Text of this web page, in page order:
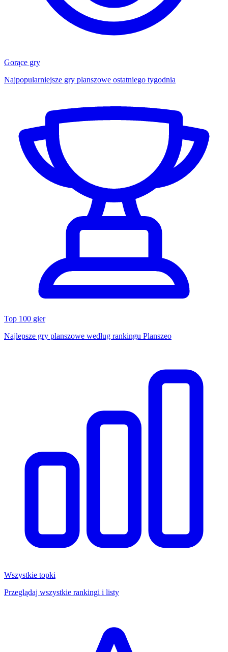
Gorące gry
Najpopularniejsze gry planszowe ostatniego tygodnia
Top 100 gier
Najlepsze gry planszowe według rankingu Planszeo
Wszystkie topki
Przeglądaj wszystkie rankingi i listy